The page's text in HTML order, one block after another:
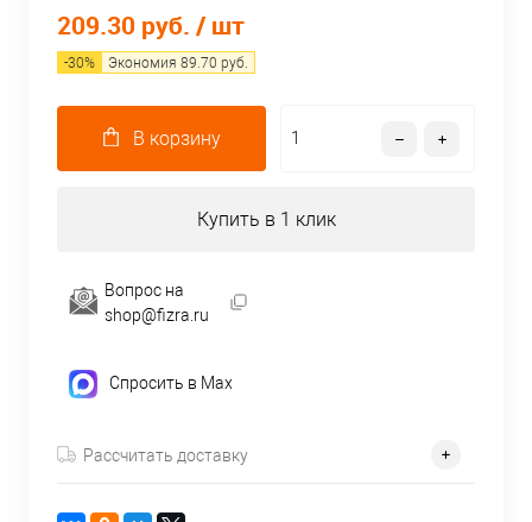
209.30 руб. / шт
-30% Экономия 89.70 руб.
В корзину
Купить в 1 клик
Вопрос на
shop@fizra.ru
Спросить в Max
Рассчитать доставку